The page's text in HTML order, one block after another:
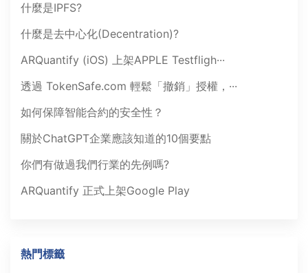
什麼是IPFS?
什麼是去中心化(Decentration)?
ARQuantify (iOS) 上架APPLE Testfligh···
透過 TokenSafe.com 輕鬆「撤銷」授權，···
如何保障智能合約的安全性？
關於ChatGPT企業應該知道的10個要點
你們有做過我們行業的先例嗎?
ARQuantify 正式上架Google Play
熱門標籤